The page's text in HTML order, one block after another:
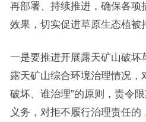
再部署、持续推进，确保各项
效果，切实促进草原生态植被
一是要推进开展露天矿山破坏
露天矿山综合环境治理情况，
破坏、谁治理”的原则，责令
义务，对拒不履行治理责任的